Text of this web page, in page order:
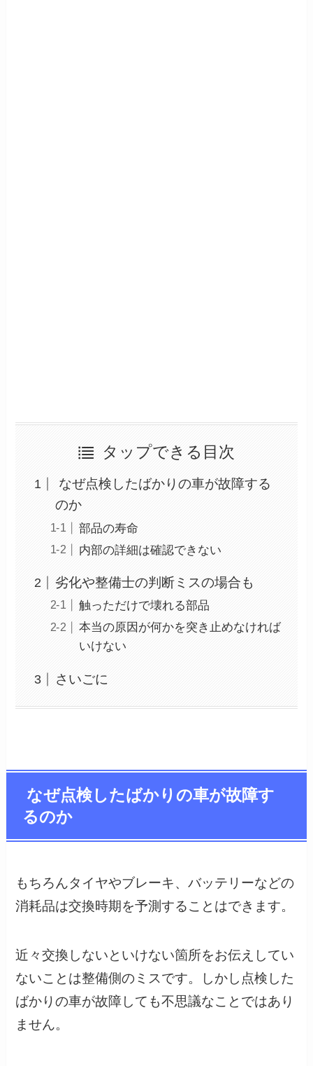
タップできる目次
なぜ点検したばかりの車が故障する
のか
部品の寿命
内部の詳細は確認できない
劣化や整備士の判断ミスの場合も
触っただけで壊れる部品
本当の原因が何かを突き止めなければ
いけない
さいごに
なぜ点検したばかりの車が故障す
るのか
もちろんタイヤやブレーキ、バッテリーなどの
消耗品は交換時期を予測することはできます。
近々交換しないといけない箇所をお伝えしてい
ないことは整備側のミスです。しかし点検した
ばかりの車が故障しても不思議なことではあり
ません。